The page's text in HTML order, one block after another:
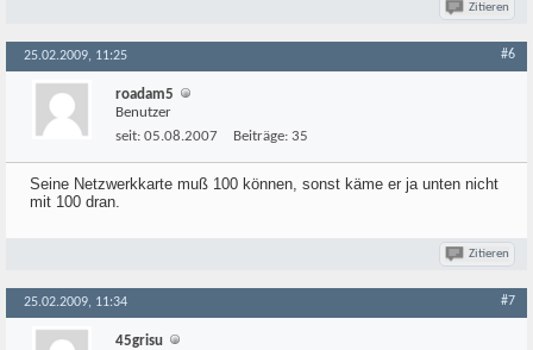
Zitieren
25.02.2009, 11:25 #6
roadam5
Benutzer
seit: 05.08.2007 Beiträge: 35
Seine Netzwerkkarte muß 100 können, sonst käme er ja unten nicht
mit 100 dran.
Zitieren
25.02.2009, 11:34 #7
45grisu